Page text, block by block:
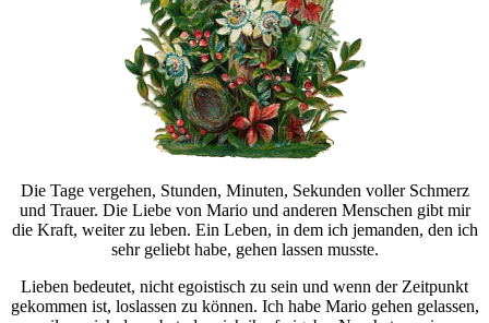
Die Tage vergehen, Stunden, Minuten, Sekunden voller Schmerz
und Trauer. Die Liebe von Mario und anderen Menschen gibt mir
die Kraft, weiter zu leben. Ein Leben, in dem ich jemanden, den ich
sehr geliebt habe, gehen lassen musste.
Lieben bedeutet, nicht egoistisch zu sein und wenn der Zeitpunkt
gekommen ist, loslassen zu können. Ich habe Mario gehen gelassen,